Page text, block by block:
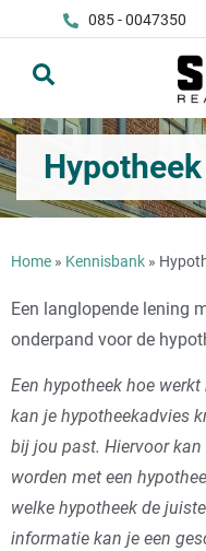
085 - 0047350
Hypotheek
Home » Kennisbank »
Een langlopende lening
onderpand voor de
Een hypotheek hoe
kan je hypotheekadvies
bij jou past. Hiervoor kan
worden met een
welke hypotheek de
informatie kan je een